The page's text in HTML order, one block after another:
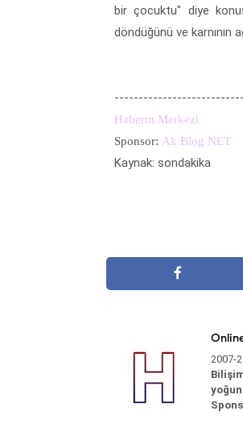
bir çocuktu" diye
döndüğünü ve karnının
Haberin Merkezi
Sponsor: Ak Blog NET
Kaynak: sondakika
2007-